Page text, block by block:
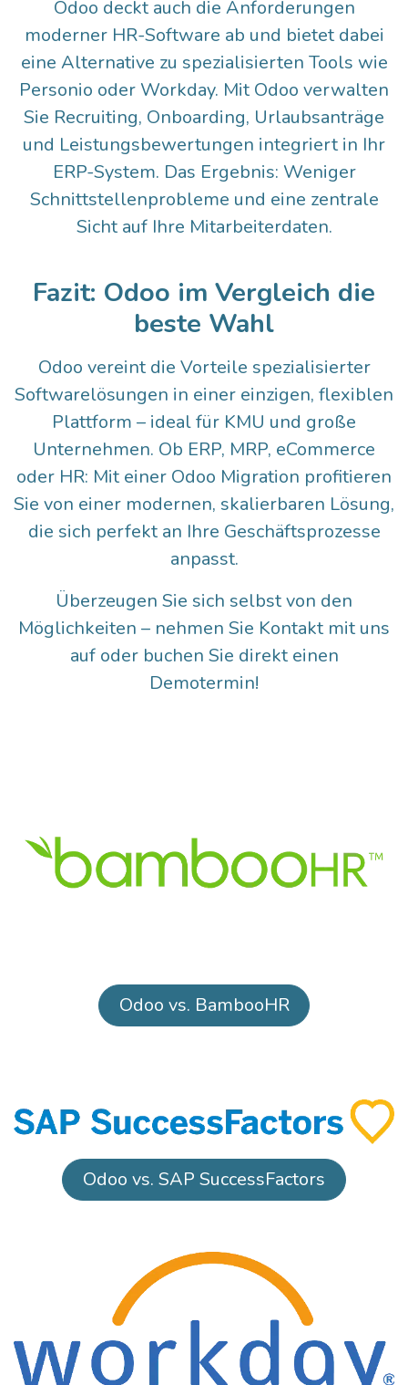
Odoo deckt auch die Anforderungen
moderner HR-Software ab und bietet dabei
eine Alternative zu spezialisierten Tools wie
Personio oder Workday. Mit Odoo verwalten
Sie Recruiting, Onboarding, Urlaubsanträge
und Leistungsbewertungen integriert in Ihr
ERP-System. Das Ergebnis: Weniger
Schnittstellenprobleme und eine zentrale
Sicht auf Ihre Mitarbeiterdaten.
Fazit: Odoo im Vergleich die
beste Wahl
Odoo vereint die Vorteile spezialisierter
Softwarelösungen in einer einzigen, flexiblen
Plattform – ideal für KMU und große
Unternehmen. Ob ERP, MRP, eCommerce
oder HR: Mit einer Odoo Migration profitieren
Sie von einer modernen, skalierbaren Lösung,
die sich perfekt an Ihre Geschäftsprozesse
anpasst.
Überzeugen Sie sich selbst von den
Möglichkeiten – nehmen Sie Kontakt mit uns
auf oder buchen Sie direkt einen
Demotermin!
Odoo vs. BambooHR
Odoo vs. SAP SuccessFactors